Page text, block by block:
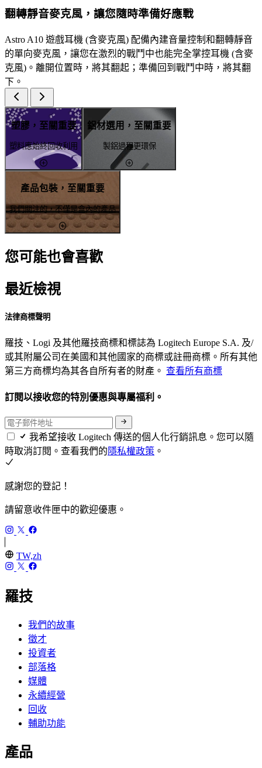
翻轉靜音麥克風，讓您隨時準備好應戰
Astro A10 遊戲耳機 (含麥克風) 配備內建音量控制和翻轉靜音
的單向麥克風，讓您在激烈的戰鬥中也能完全掌控耳機 (含麥
克風)。離開位置時，將其翻起；準備回到戰鬥中時，將其翻
下。
塑膠，至關重要
塑料應始終回收利用
鋁材選用，至關重要
製鋁過程更環保
產品包裝，至關重要
我們關注的，不僅是盒內的產品
您可能也會喜歡
最近檢視
法律商標聲明
羅技、Logi 及其他羅技商標和標誌為 Logitech Europe S.A. 及/
或其附屬公司在美國和其他國家的商標或註冊商標。所有其他
第三方商標均為其各自所有者的財產。 查看所有商標
訂閱以接收您的特別優惠與專屬福利。
我希望接收 Logitech 傳送的個人化行銷訊息。您可以隨
時取消訂閱。查看我們的隱私權政策 。
感謝您的登記！
請留意收件匣中的歡迎優惠。
TW,zh
羅技
我們的故事
徵才
投資者
部落格
媒體
永續經營
回收
輔助功能
產品